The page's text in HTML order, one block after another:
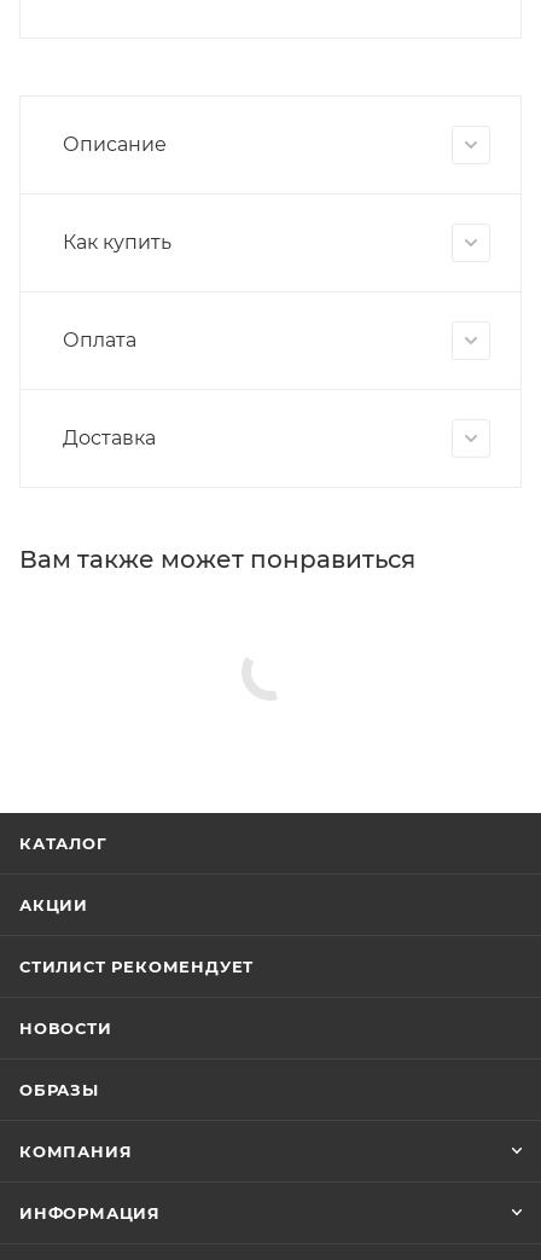
Описание
Как купить
Оплата
Доставка
Вам также может понравиться
КАТАЛОГ
АКЦИИ
СТИЛИСТ РЕКОМЕНДУЕТ
НОВОСТИ
ОБРАЗЫ
КОМПАНИЯ
ИНФОРМАЦИЯ